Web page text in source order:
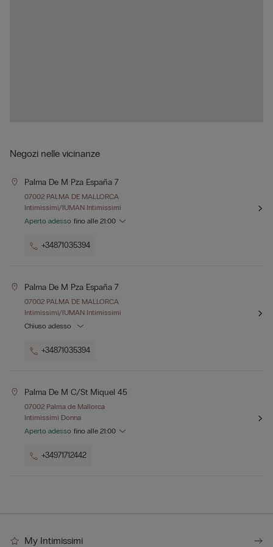
Negozi nelle vicinanze
Palma De M Pza España 7
07002 PALMA DE MALLORCA
Intimissimi/IUMAN Intimissimi
Aperto adesso fino alle 21:00
+34871035394
Palma De M Pza España 7
07002 PALMA DE MALLORCA
Intimissimi/IUMAN Intimissimi
Chiuso adesso
+34871035394
Palma De M C/st Miquel 45
07002 Palma de Mallorca
Intimissimi Donna
Aperto adesso fino alle 21:00
+34971712442
My Intimissimi